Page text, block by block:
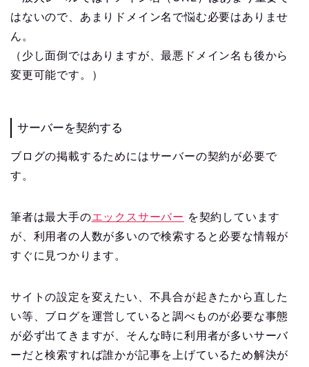
はないので、あまりドメイン名で悩む必要はありませ
ん。
（少し面倒ではありますが、最悪ドメイン名も後から
変更可能です。）
サーバーを契約する
ブログの掲載するためにはサーバーの契約が必要で
す。
筆者は最大手のエックスサーバー を契約しています
が、利用者の人数が多いので検索すると必要な情報が
すぐに見つかります。
サイトの設定を変えたい、不具合が起きたから直した
い等、ブログを運営していると調べものが必要な事態
が必ず出てきますが、そんな時に利用者が多いサーバ
ーだと検索すれば誰かが記事を上げているため解決が